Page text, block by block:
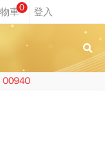
0
00940